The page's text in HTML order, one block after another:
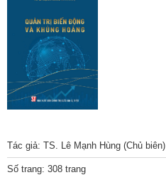
Tác giả: TS. Lê Mạnh Hùng (Chủ biên)
Số trang: 308 trang